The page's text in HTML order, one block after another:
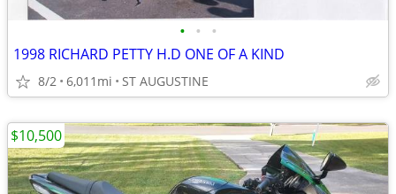
• • •
1998 RICHARD PETTY H.D ONE OF A KIND
8/2 6,011mi ST AUGUSTINE
$10,500